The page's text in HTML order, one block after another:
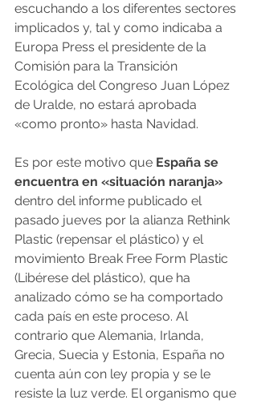
escuchando a los diferentes sectores
implicados y, tal y como indicaba a
Europa Press el presidente de la
Comisión para la Transición
Ecológica del Congreso Juan López
de Uralde, no estará aprobada
«como pronto» hasta Navidad.
Es por este motivo que España se
encuentra en «situación naranja»
dentro del informe publicado el
pasado jueves por la alianza Rethink
Plastic (repensar el plástico) y el
movimiento Break Free Form Plastic
(Libérese del plástico), que ha
analizado cómo se ha comportado
cada país en este proceso. Al
contrario que Alemania, Irlanda,
Grecia, Suecia y Estonia, España no
cuenta aún con ley propia y se le
resiste la luz verde. El organismo que